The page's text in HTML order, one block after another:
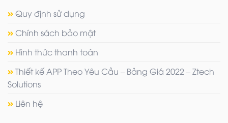
Quy định sử dụng
Chính sách bảo mật
Hình thức thanh toán
Thiết kế APP Theo Yêu Cầu – Bảng Giá 2022 – Ztech
Solutions
Liên hệ